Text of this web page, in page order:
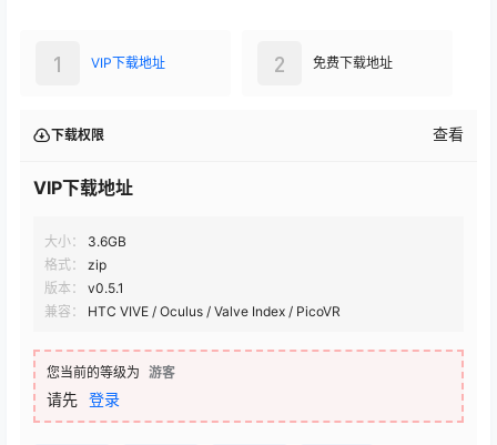
VIP下载地址
1 免费下载地址
2
下载权限 查看
VIP下载地址
大小：
3.6GB
格式：
zip
版本：
v0.5.1
兼容：
HTC VIVE / Oculus / Valve Index / PicoVR
您当前的等级为 游客
请先 登录